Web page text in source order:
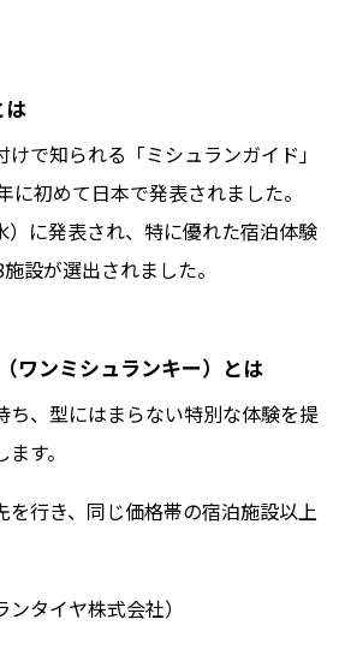
は
で知られる「ミシュランガイド」
に初めて日本で発表されました。
）に発表され、特に優れた宿泊体験
設が選出されました。
ワンミシュランキー）とは
ち、型にはまらない特別な体験を提
す。
を行き、同じ価格帯の宿泊施設以上
ンタイヤ株式会社）